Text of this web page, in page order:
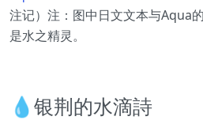
注记）注：图中日文文本与Aqua
是水之精灵。
💧银荆的水滴詩